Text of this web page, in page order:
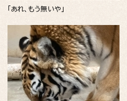
「あれ、もう無いや」